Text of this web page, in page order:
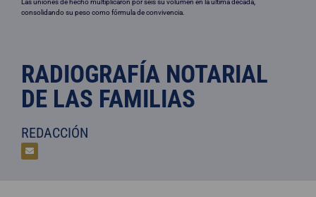
Las uniones de hecho multiplicaron por seis su volumen en la última década,
consolidando su peso como fórmula de convivencia.
RADIOGRAFÍA NOTARIAL
DE LAS FAMILIAS
REDACCIÓN